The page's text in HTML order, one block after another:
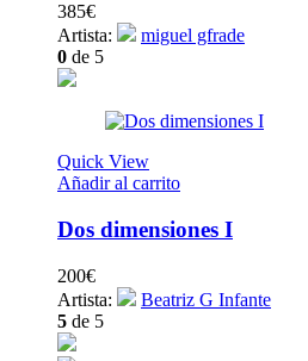
385€
Artista:
miguel gfrade
0 de 5
Quick View
Añadir al carrito
Dos dimensiones I
200€
Artista:
Beatriz G Infante
5 de 5